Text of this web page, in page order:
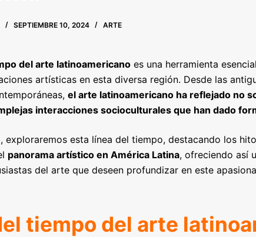
SEPTIEMBRE 10, 2024 ARTE
del arte latinoamericanoes una herramienta
artísticas en esta diversa región. Desde las
el arte latinoamericano ha reflejado no
interacciones socioculturales que han dado
exploraremos esta línea del tiempo, destacando los
panorama artístico en América Latina, ofreciendo así
del arte que deseen profundizar en este
tiempo del arte